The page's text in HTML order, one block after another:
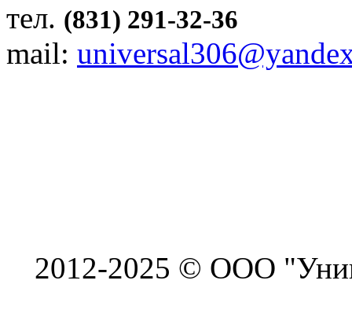
тел. (831) 291-32-36
mail:
2012-2025 © ООО